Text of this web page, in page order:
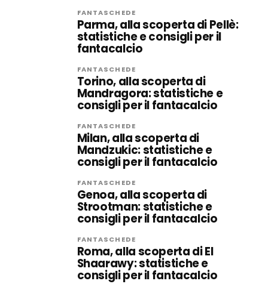
FANTASCHEDE
Parma, alla scoperta di Pellè:
statistiche e consigli per il
fantacalcio
FANTASCHEDE
Torino, alla scoperta di
Mandragora: statistiche e
consigli per il fantacalcio
FANTASCHEDE
Milan, alla scoperta di
Mandzukic: statistiche e
consigli per il fantacalcio
FANTASCHEDE
Genoa, alla scoperta di
Strootman: statistiche e
consigli per il fantacalcio
FANTASCHEDE
Roma, alla scoperta di El
Shaarawy: statistiche e
consigli per il fantacalcio